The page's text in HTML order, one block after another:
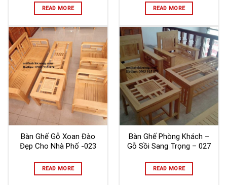
READ MORE READ MORE
Bàn Ghế Gỗ Xoan Đào
Đẹp Cho Nhà Phố -023
READ MORE
Bàn Ghế Phòng Khách –
Gỗ Sồi Sang Trọng – 027
READ MORE